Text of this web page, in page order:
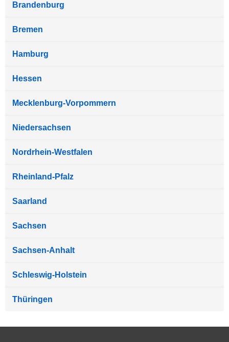
Brandenburg
Bremen
Hamburg
Hessen
Mecklenburg-Vorpommern
Niedersachsen
Nordrhein-Westfalen
Rheinland-Pfalz
Saarland
Sachsen
Sachsen-Anhalt
Schleswig-Holstein
Thüringen